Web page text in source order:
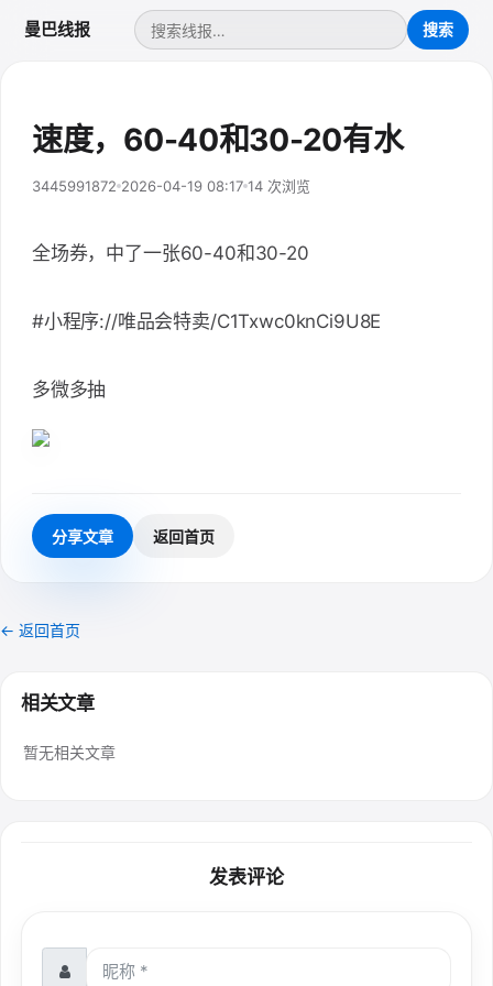
曼巴线报
速度，60-40和30-20有水
3445991872 2026-04-19 08:17 14 次浏览
全场券，中了一张60-40和30-20
#小程序://唯品会特卖/C1Txwc0knCi9U8E
多微多抽
分享文章 返回首页
← 返回首页
相关文章
暂无相关文章
发表评论